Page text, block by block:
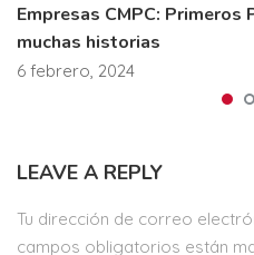
Empresas CMPC: Primeros
muchas historias
6 febrero, 2024
LEAVE A REPLY
Tu dirección de correo
campos obligatorios están